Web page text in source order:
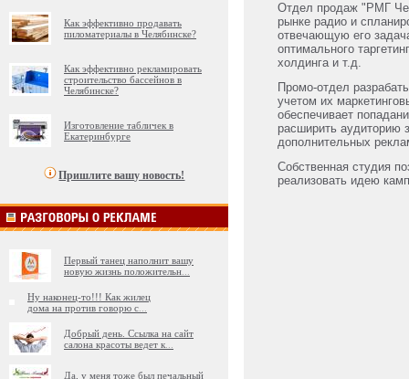
Как эффективно продавать
пиломатериалы в Челябинске?
Как эффективно рекламировать
строительство бассейнов в
Челябинске?
Изготовление табличек в
Екатеринбурге
Пришлите вашу новость!
Первый танец наполнит вашу
новую жизнь положительн
Ну наконец-то!!! Как жилец
дома на против говорю с
Добрый день. Ссылка на сайт
салона красоты ведет к
Да, у меня тоже был печальный
Отдел продаж "РМГ
рынке радио и
отвечающую его
оптимального
холдинга и т.д.
Промо-отдел
учетом их
обеспечивает
расширить аудиторию
дополнительных
Собственная студия
реализовать идею